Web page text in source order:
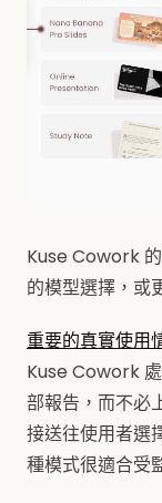
Kuse Cowork
的模型選擇，或
重要的真實使用
Kuse Cowork
部報告，而不必
接送往使用者選
種模式很適合受